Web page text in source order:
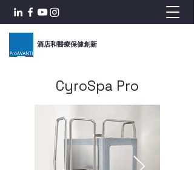
酒店和醫療保健創新
CyroSpa Pro